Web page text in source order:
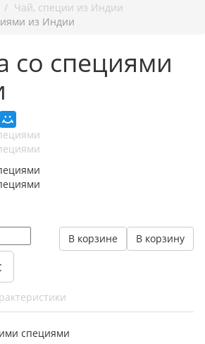
Чай, специи из Индии
из Индии
со специями
В корзину
В корзине
специями